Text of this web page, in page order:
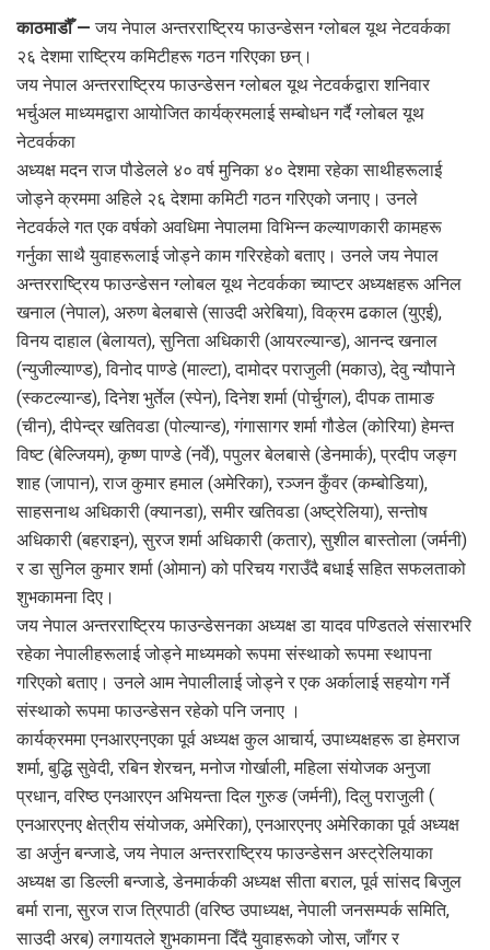
काठमाडौँ — जय नेपाल अन्तरराष्ट्रिय फाउन्डेसन ग्लोबल यूथ नेटवर्कका
२६ देशमा राष्ट्रिय कमिटीहरू गठन गरिएका छन्।
जय नेपाल अन्तरराष्ट्रिय फाउन्डेसन ग्लोबल यूथ नेटवर्कद्वारा शनिवार
भर्चुअल माध्यमद्वारा आयोजित कार्यक्रमलाई सम्बोधन गर्दै ग्लोबल यूथ
नेटवर्कका
अध्यक्ष मदन राज पौडेलले ४० वर्ष मुनिका ४० देशमा रहेका साथीहरूलाई
जोड्ने क्रममा अहिले २६ देशमा कमिटी गठन गरिएको जनाए। उनले
नेटवर्कले गत एक वर्षको अवधिमा नेपालमा विभिन्न कल्याणकारी कामहरू
गर्नुका साथै युवाहरूलाई जोड्ने काम गरिरहेको बताए। उनले जय नेपाल
अन्तरराष्ट्रिय फाउन्डेसन ग्लोबल यूथ नेटवर्कका च्याप्टर अध्यक्षहरू अनिल
खनाल (नेपाल), अरुण बेलबासे (साउदी अरेबिया), विक्रम ढकाल (युएई),
विनय दाहाल (बेलायत), सुनिता अधिकारी (आयरल्यान्ड), आनन्द खनाल
(न्युजील्याण्ड), विनोद पाण्डे (माल्टा), दामोदर पराजुली (मकाउ), देवु न्यौपाने
(स्कटल्यान्ड), दिनेश भुर्तेल (स्पेन), दिनेश शर्मा (पोर्चुगल), दीपक तामाङ
(चीन), दीपेन्द्र खतिवडा (पोल्यान्ड), गंगासागर शर्मा गौडेल (कोरिया) हेमन्त
विष्ट (बेल्जियम), कृष्ण पाण्डे (नर्वे), पपुलर बेलबासे (डेनमार्क), प्रदीप जङ्ग
शाह (जापान), राज कुमार हमाल (अमेरिका), रञ्जन कुँवर (कम्बोडिया),
साहसनाथ अधिकारी (क्यानडा), समीर खतिवडा (अष्ट्रेलिया), सन्तोष
अधिकारी (बहराइन), सुरज शर्मा अधिकारी (कतार), सुशील बास्तोला (जर्मनी)
र डा सुनिल कुमार शर्मा (ओमान) को परिचय गराउँदै बधाई सहित सफलताको
शुभकामना दिए।
जय नेपाल अन्तरराष्ट्रिय फाउन्डेसनका अध्यक्ष डा यादव पण्डितले संसारभरि
रहेका नेपालीहरूलाई जोड्ने माध्यमको रूपमा संस्थाको रूपमा स्थापना
गरिएको बताए। उनले आम नेपालीलाई जोड्ने र एक अर्कालाई सहयोग गर्ने
संस्थाको रूपमा फाउन्डेसन रहेको पनि जनाए ।
कार्यक्रममा एनआरएनएका पूर्व अध्यक्ष कुल आचार्य, उपाध्यक्षहरू डा हेमराज
शर्मा, बुद्धि सुवेदी, रबिन शेरचन, मनोज गोर्खाली, महिला संयोजक अनुजा
प्रधान, वरिष्ठ एनआरएन अभियन्ता दिल गुरुङ (जर्मनी), दिलु पराजुली (
एनआरएनए क्षेत्रीय संयोजक, अमेरिका), एनआरएनए अमेरिकाका पूर्व अध्यक्ष
डा अर्जुन बन्जाडे, जय नेपाल अन्तरराष्ट्रिय फाउन्डेसन अस्ट्रेलियाका
अध्यक्ष डा डिल्ली बन्जाडे, डेनमार्ककी अध्यक्ष सीता बराल, पूर्व सांसद बिजुल
बर्मा राना, सुरज राज त्रिपाठी (वरिष्ठ उपाध्यक्ष, नेपाली जनसम्पर्क समिति,
साउदी अरब) लगायतले शुभकामना दिँदै युवाहरूको जोस, जाँगर र